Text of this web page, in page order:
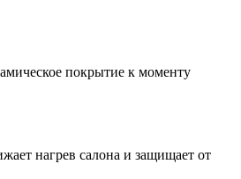
покрытие к моменту
нагрев салона и защищает от